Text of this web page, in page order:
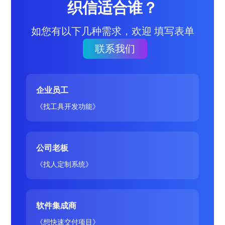
织信适合谁？
如您有以下几种需求，欢迎 填写表单
联系我们
企业员工
《找工具开发功能》
公司老板
《找人定制系统》
软件集成商
《想快速交付项目》